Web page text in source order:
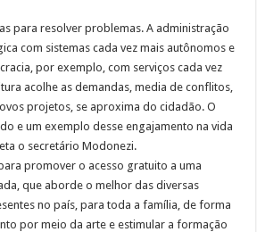
para resolver problemas. A administração
com sistemas cada vez mais autônomos e
por exemplo, com serviços cada vez
acolhe as demandas, media de conflitos,
projetos, se aproxima do cidadão. O
e um exemplo desse engajamento na vida
o secretário Modonezi.
promover o acesso gratuito a uma
que aborde o melhor das diversas
no país, para toda a família, de forma
por meio da arte e estimular a formação